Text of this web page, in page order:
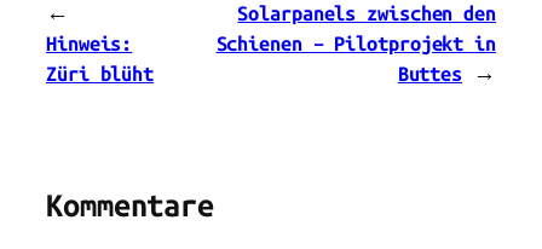
←
Hinweis:
Züri blüht
Solarpanels zwischen den
Schienen – Pilotprojekt in
Buttes
→
Kommentare